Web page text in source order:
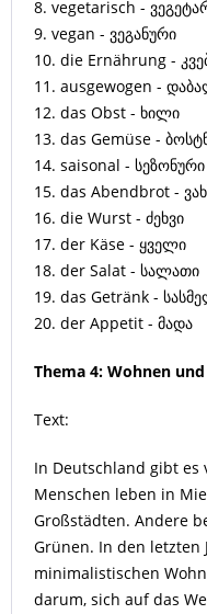
8. vegetarisch -
9. vegan - ვეგანური
10. die Ernährung -
11. ausgewogen -
12. das Obst - ხილი
13. das Gemüse -
14. saisonal - სეზონური
15. das Abendbrot -
16. die Wurst - ძეხვი
17. der Käse - ყველი
18. der Salat - სალათი
19. das Getränk -
20. der Appetit - მადა
Thema 4: Wohnen
Text:
In Deutschland gibt es
Menschen leben in
Großstädten. Andere
Grünen. In den letzten
minimalistischen
darum, sich auf das